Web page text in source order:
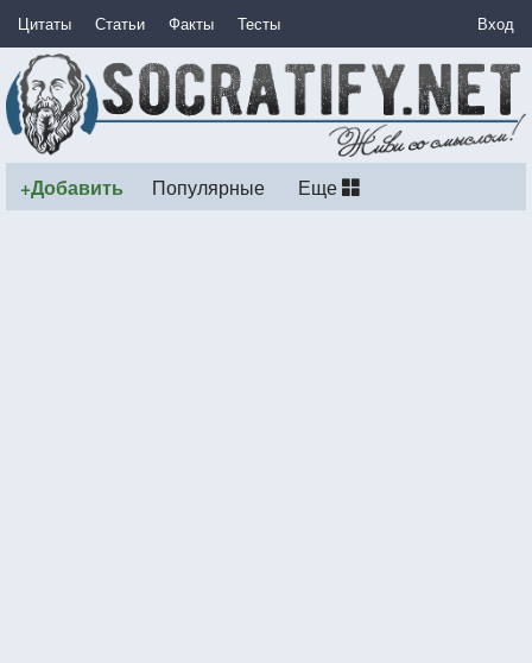
Цитаты Статьи Факты Тесты Вход
+Добавить Популярные Еще